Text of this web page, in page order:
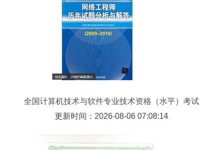
全国计算机技术与软件专业技术资格（水平）考试
指定用书 网络工程师历年试题分析与解答（2009-
更新时间：2026-08-06 07:08:14